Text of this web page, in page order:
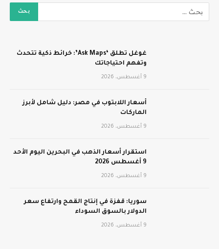
غوغل تطلق ‘Ask Maps’: خرائط ذكية تتحدث
وتفهم احتياجاتك
9 أغسطس، 2026
أسعار اللابتوب في مصر: دليل شامل لأبرز
الماركات
9 أغسطس، 2026
استقرار أسعار الذهب في البحرين اليوم الأحد
9 أغسطس 2026
9 أغسطس، 2026
سوريا: قفزة في إنتاج القمح وارتفاع سعر
الدولار بالسوق السوداء
9 أغسطس، 2026